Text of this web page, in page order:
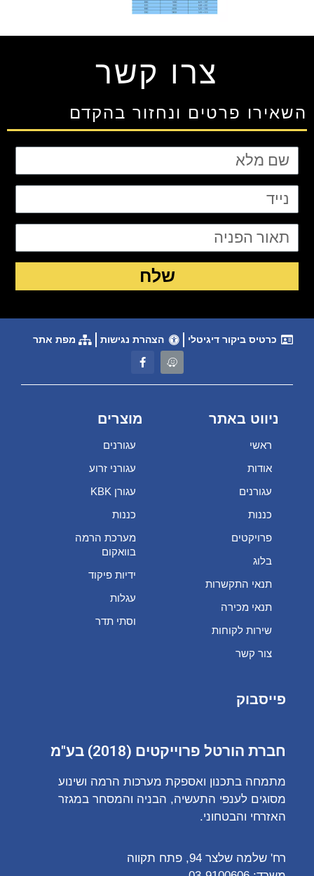
צרו קשר
השאירו פרטים ונחזור בהקדם
שלח
כרטיס ביקור דיגיטלי הצהרת נגישות מפת אתר
ניווט באתר
ראשי
אודות
עגורנים
כננות
פרויקטים
בלוג
תנאי התקשרות
תנאי מכירה
שירות לקוחות
צור קשר
מוצרים
עגורנים
עגורני זרוע
עגורן KBK
כננות
מערכת הרמה
בוואקום
ידיות פיקוד
עגלות
וסתי תדר
פייסבוק
חברת הורטל פרוייקטים (2018) בע"מ
מתמחה בתכנון ואספקת מערכות הרמה ושינוע
מסוגים לענפי התעשיה, הבניה והמסחר במגזר
האזרחי והבטחוני.
רח' שלמה שלצר 94, פתח תקווה